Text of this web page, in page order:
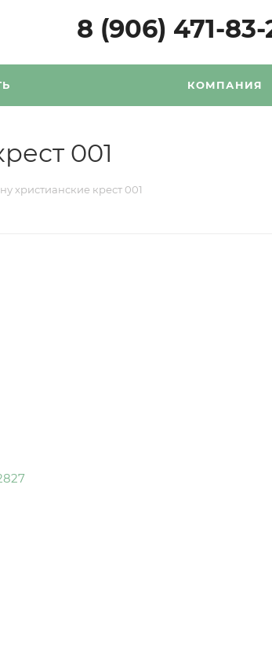
8 (906) 471-83-
КОМПАНИЯ
001
христианские крест 001